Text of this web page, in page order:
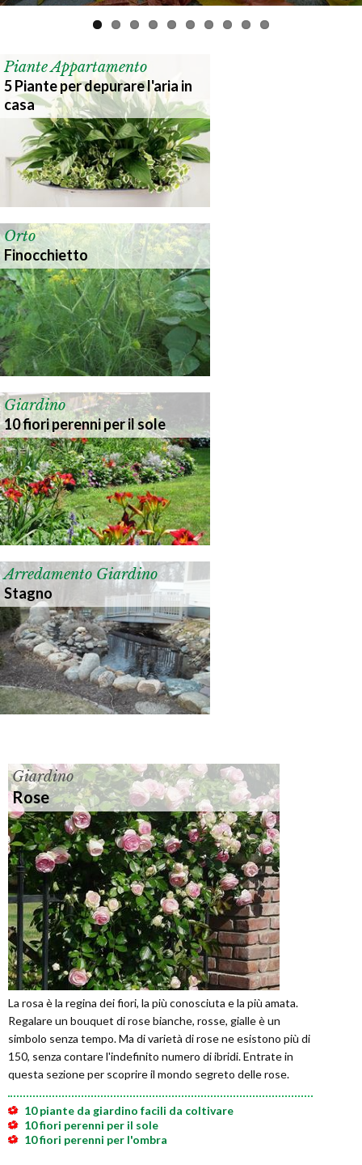
Piante Appartamento
5 Piante per depurare l'aria in
casa
Orto
Finocchietto
Giardino
10 fiori perenni per il sole
Arredamento Giardino
Stagno
Giardino
Rose
La rosa è la regina dei fiori, la più conosciuta e la più amata.
Regalare un bouquet di rose bianche, rosse, gialle è un
simbolo senza tempo. Ma di varietà di rose ne esistono più di
150, senza contare l'indefinito numero di ibridi. Entrate in
questa sezione per scoprire il mondo segreto delle rose.
10 piante da giardino facili da coltivare
10 fiori perenni per il sole
10 fiori perenni per l'ombra